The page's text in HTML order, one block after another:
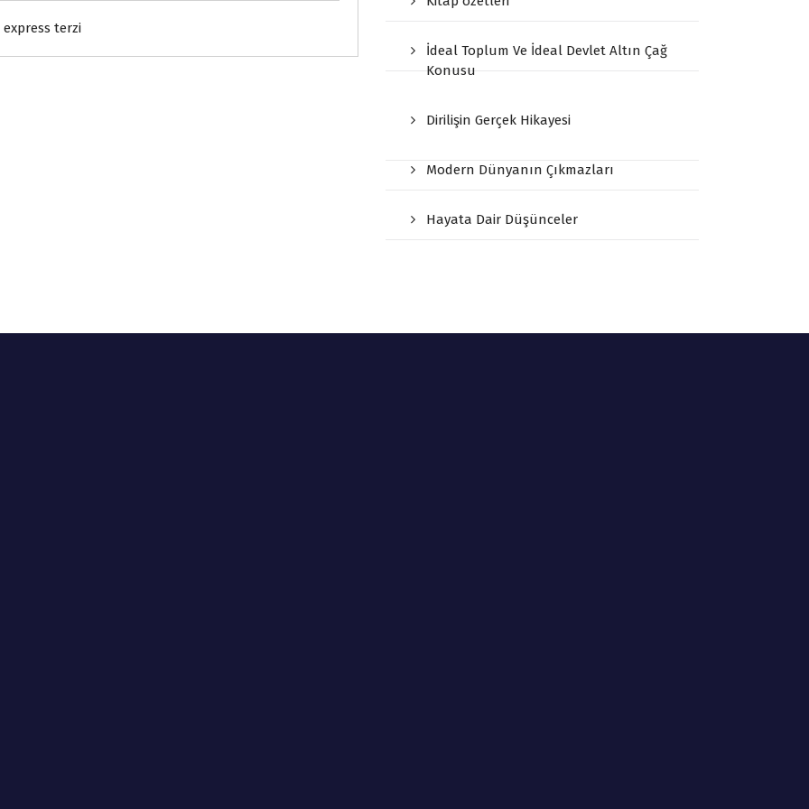
express terzi
İdeal Toplum Ve İdeal Devlet Altın Çağ
Konusu
Dirilişin Gerçek Hikayesi
Modern Dünyanın Çıkmazları
Hayata Dair Düşünceler